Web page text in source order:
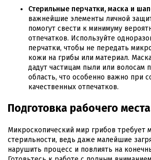
Стерильные перчатки, маска и
важнейшие элементы личной
помогут свести к минимуму
отпечатков. Используйте
перчатки, чтобы не передать
кожи на грибы или материал.
дадут частицам пыли или волосам
область, что особенно важно при
качественных отпечатков.
Подготовка рабочего места
Микроскопический мир грибов требует
стерильности, ведь даже малейшие
нарушить процесс и повлиять на